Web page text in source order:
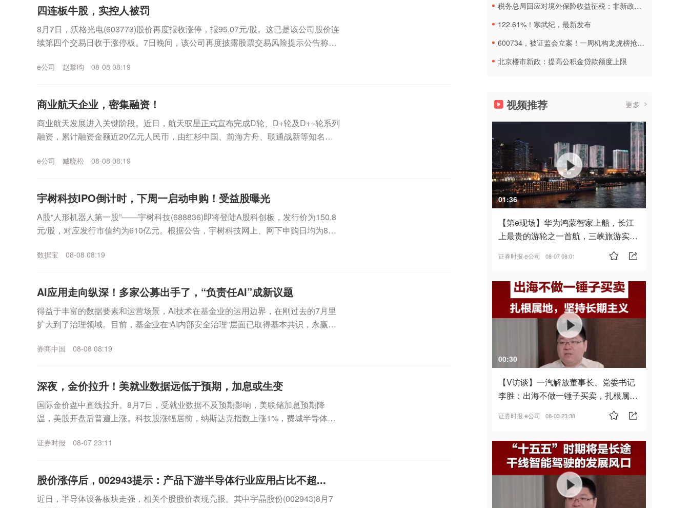
四连板牛股，实控人被罚
8月7日，沃格光电(603773)股价再度报收涨停，报95.07元/股。这已是该公司股价连
续第四个交易日收于涨停板。7日晚间，该公司再度披露股票交易风险提示公告称，
e公司 赵黎昀 08-08 08:19
商业航天企业，密集融资！
商业航天发展进入关键阶段。近日，航天驭星正式宣布完成D轮、D+轮及D++轮系列
融资，累计融资金额近20亿元人民币，由红杉中国、前海方舟、联通战新等知名产
e公司 臧晓松 08-08 08:19
宇树科技IPO倒计时，下周一启动申购！受益股曝光
A股“人形机器人第一股”——宇树科技(688836)即将登陆A股科创板，发行价为150.8
元/股，对应发行市值约为610亿元。根据公告，宇树科技网上、网下申购日均为8月
数据宝 08-08 08:19
AI应用走向纵深！多家公募出手了，“负责任AI”成新议题
得益于丰富的数据要素和运营场景，AI技术在基金业的运用边界，在刚过去的7月里
扩大到了治理领域。目前，基金业在“AI内部安全治理”层面已取得基本共识，永赢、
券商中国 08-08 08:19
深夜，金价拉升！美就业数据远低于预期，加息或生变
国际金价盘中直线拉升。8月7日，受就业数据不及预期影响，美联储加息预期降
温，美股开盘后普遍上涨。科技股涨幅居前，纳斯达克指数上涨1%，费城半导体指
证券时报 08-07 23:11
股价涨停后，002943提示：产品下游半导体行业应用占比不超...
近日，半导体设备板块走强，相关个股股价表现亮眼。其中宇晶股份(002943)8月7
税务总局回应对境外保险收益征税：非新政策，无需过度解读
122.61%！寒武纪，最新发布
600734，被证监会立案！一周机构龙虎榜抢筹名单出炉
北京楼市新政：提高公积金贷款额度上限
视频推荐 更多
01:36
【第e现场】华为鸿蒙智家上船，长江
上最贵的游轮之一首航，三峡旅游实
证券时报·e公司 08-07 08:01
00:30
【V访谈】一汽解放董事长、党委书记
李胜：出海不做一锤子买卖，扎根属
证券时报·e公司 08-03 23:38